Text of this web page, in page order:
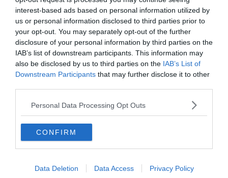
interest-based ads based on personal information utilized by
us or personal information disclosed to third parties prior to
your opt-out. You may separately opt-out of the further
disclosure of your personal information by third parties on the
IAB’s list of downstream participants. This information may
also be disclosed by us to third parties on the IAB’s List of
Downstream Participants that may further disclose it to other
Personal Data Processing Opt Outs
CONFIRM
Data Deletion Data Access Privacy Policy
nel lago a 8 metri di profondità
Solo venerdì un calo delle temperature
ma aumenteranno i temporali
Tragedia in piscina: perde la vita un
ragazzo di Trento
Tragedia sul Latemar: quattordicenne
precipita e muore
Morto Mattia Maestri: aveva 13 anni, in
coma dal 2017 dopo un formaggio